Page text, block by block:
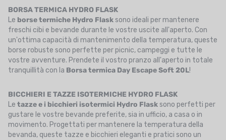
BORSA TERMICA HYDRO FLASK
Le borse termiche Hydro Flasksono ideali per mantenere
freschi cibi e bevande durante le vostre uscite all'aperto. Con
un'ottima capacità di mantenimento della temperatura, queste
borse robuste sono perfette per picnic, campeggi e tutte le
vostre avventure. Prendete il vostro pranzo all'aperto in totale
tranquillità con la Borsa termica Day Escape Soft 20L!
BICCHIERI E TAZZE ISOTERMICHE HYDRO FLASK
Le tazze e i bicchieri isotermici Hydro Flasksono perfetti per
gustare le vostre bevande preferite, sia in ufficio, a casa o in
movimento. Progettati per mantenere la temperatura della
bevanda, queste tazze e bicchieri eleganti e pratici sono un